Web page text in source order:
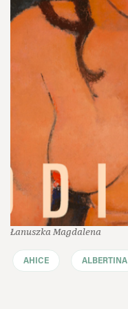
Łanuszka Magdalena
AHICE ALBERTINA